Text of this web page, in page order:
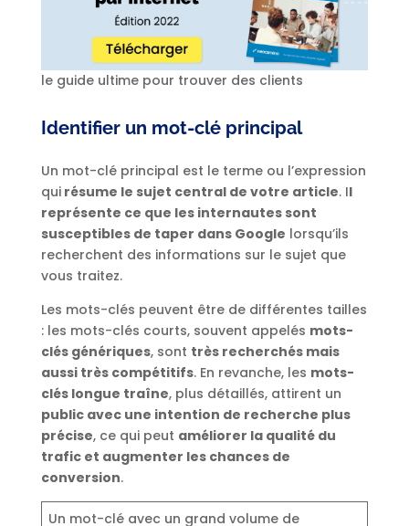
le guide ultime pour trouver des clients
Identifier un mot-clé principal
Un mot-clé principal est le terme ou l’expression
quirésume le sujet central de votre article. Il
représente ce que les internautes sont
susceptibles de taper dans Google lorsqu’ils
recherchent des informations sur le sujet que
vous traitez.
Les mots-clés peuvent être de différentes tailles
: les mots-clés courts, souvent appelés mots-
clés génériques, sont très recherchés mais
aussi très compétitifs. En revanche, les mots-
clés longue traîne, plus détaillés, attirent un
public avec une intention de recherche plus
précise, ce qui peut améliorer la qualité du
trafic et augmenter les chances de
conversion.
Un mot-clé avec un grand volume de